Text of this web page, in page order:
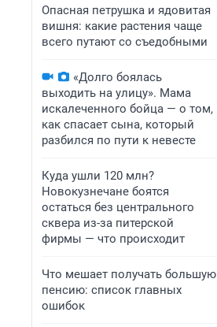
Опасная петрушка и ядовитая
вишня: какие растения чаще
всего путают со съедобными
«Долго боялась
выходить на улицу». Мама
искалеченного бойца — о том,
как спасает сына, который
разбился по пути к невесте
Куда ушли 120 млн?
Новокузнечане боятся
остаться без центрального
сквера из-за питерской
фирмы — что происходит
Что мешает получать большую
пенсию: список главных
ошибок